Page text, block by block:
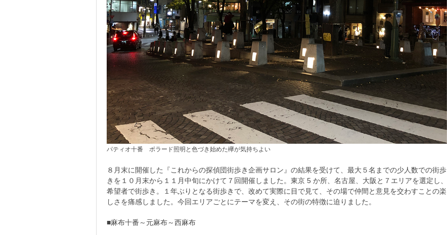
パティオ十番 ボラード照明と色づき始めた欅が気持ちよい
８月末に開催した『これからの探偵団街歩き企画サロン』の結果を受けて、最大５名までの少人数での街歩
きを１０月末から１１月中旬にかけて７回開催しました。東京 5 か所、名古屋、大阪と７エリアを選定し、
希望者で街歩き。１年ぶりとなる街歩きで、改めて実際に目で見て、その場で仲間と意見を交わすことの楽
しさを痛感しました。今回エリアごとにテーマを変え、その街の特徴に迫りました。
■麻布十番～元麻布～西麻布